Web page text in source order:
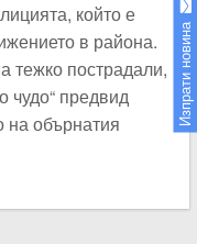
който е
в района.
тежко пострадали,
чудо“ предвид
на обърнатия
Изпрати новина